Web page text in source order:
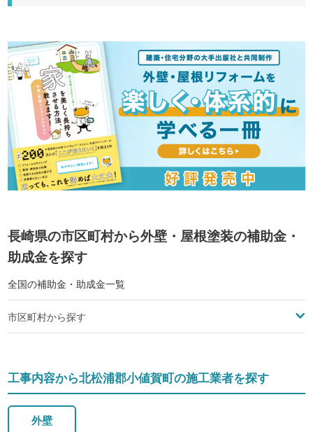
長崎県の市区町村から外壁・屋根塗装の補助金・
助成金を探す
全国の補助金・助成金一覧
市区町村から探す
工事内容から北松浦郡小値賀町の施工業者を探す
外壁